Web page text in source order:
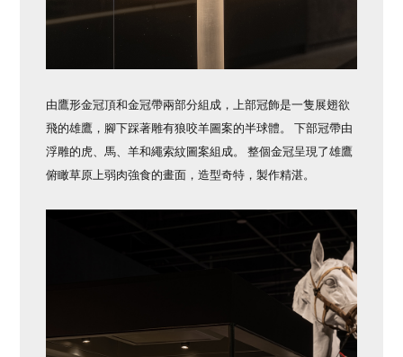
由鷹形金冠頂和金冠帶兩部分組成，上部冠飾是一隻展翅欲
飛的雄鷹，腳下踩著雕有狼咬羊圖案的半球體。 下部冠帶由
浮雕的虎、馬、羊和繩索紋圖案組成。 整個金冠呈現了雄鷹
俯瞰草原上弱肉強食的畫面，造型奇特，製作精湛。